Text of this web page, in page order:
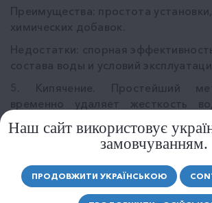
Преимущества: простота
химических добавок.
Недостатки: спорная
состава воды и условий
5. Кипячение. Простейший
временно удаляет жесткость
позволяет осадить карбонаты
делая воду мягче. Этот метод
больших объемов воды и не
постоянного использования.
Преимущества: простота и
Наш сайт використовує
замовчуванням.
ПРОДОВЖИТИ УКРАЇНСЬКОЮ